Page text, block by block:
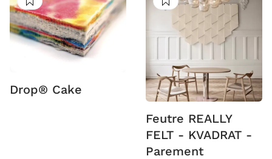
Suivre
Drop® Cake
Suivre
Feutre REALLY
FELT - KVADRAT -
Parement